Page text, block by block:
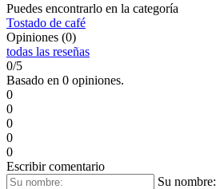
Puedes encontrarlo en la categoría
Tostado de café
Opiniones (0)
todas las reseñas
0/5
Basado en 0 opiniones.
0
0
0
0
0
Escribir comentario
Su nombre: